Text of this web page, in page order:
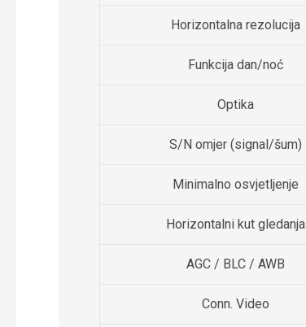
Horizontalna rezolucija
Funkcija dan/noć
Optika
S/N omjer (signal/šum)
Minimalno osvjetljenje
Horizontalni kut gledanja
AGC / BLC / AWB
Conn. Video